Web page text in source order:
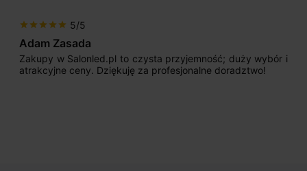
star star star star star 5/5
Adam Zasada
Zakupy w Salonled.pl to czysta przyjemność; duży wybór i
atrakcyjne ceny. Dziękuję za profesjonalne doradztwo!